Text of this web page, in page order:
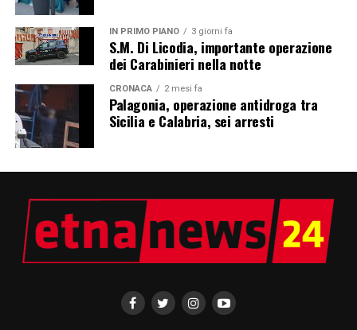
IN PRIMO PIANO 3 giorni fa
S.M. Di Licodia, importante operazione
dei Carabinieri nella notte
CRONACA 2 mesi fa
Palagonia, operazione antidroga tra
Sicilia e Calabria, sei arresti